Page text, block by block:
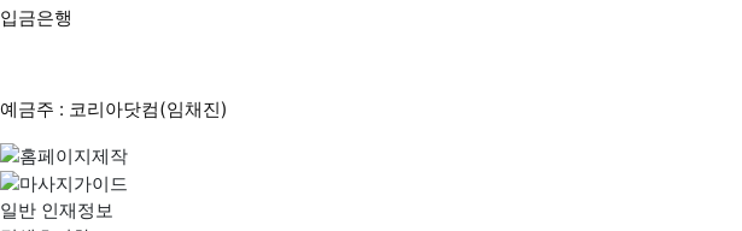
입금은행
예금주 : 코리아닷컴(임채진)
일반 인재정보